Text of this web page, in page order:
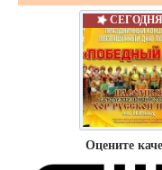
СЕГОДНЯ
Оцените